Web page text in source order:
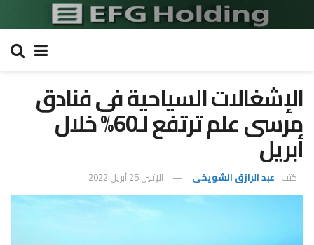
الإشغالات السياحية فى فنادق
مرسى علم ترتفع لـ60% خلال
أبريل
كتب : عبد الرازق الشويخى الإثنين 25 أبريل 2022